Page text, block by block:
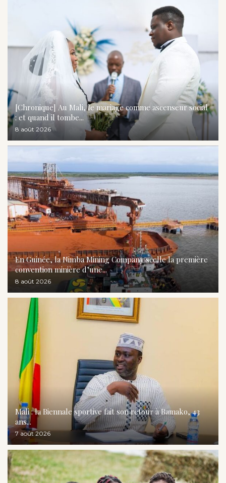
[Chronique] Au Mali, le mariage comme ascenseur social
: et quand il tombe...
8 août 2026
En Guinée, la Nimba Mining Company scelle la première
convention minière d’une...
8 août 2026
Mali : la Biennale sportive fait son retour à Bamako, 43
ans...
7 août 2026